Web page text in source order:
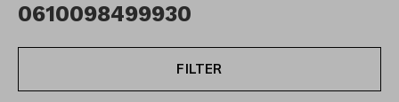
0610098499930
FILTER